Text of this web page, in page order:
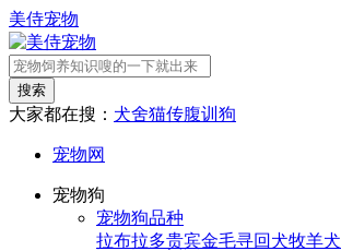
美侍宠物
搜索
大家都在搜： 犬舍猫传腹训狗
宠物网
宠物狗
宠物狗品种
拉布拉多贵宾金毛寻回犬牧羊犬